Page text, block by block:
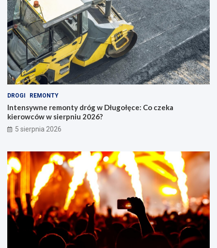
DROGI REMONTY
Intensywne remonty dróg w Długołęce: Co czeka
kierowców w sierpniu 2026?
5 sierpnia 2026